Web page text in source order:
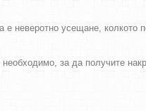
е неверотно усещане, колкото
за да получите